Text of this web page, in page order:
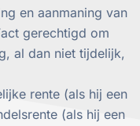
en aanmaning van
gerechtigd om
al dan niet tijdelijk,
rente (als hij een
(als hij een